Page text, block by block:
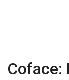
Coface: